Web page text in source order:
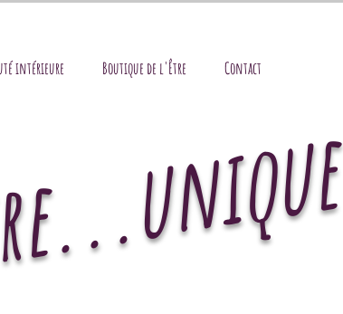
intérieure Boutique de l'Être Contact